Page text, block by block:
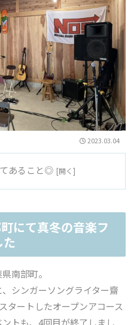
2023.03.04
あること◎
にて真冬の音楽フ
南部町。
シンガーソングライター齋
タートしたオープンアコース
トも、4回目が終了しまし